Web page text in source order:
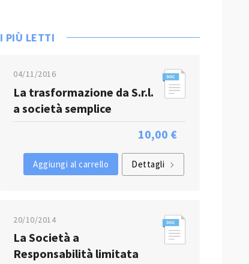
I PIÙ LETTI
04/11/2016
La trasformazione da S.r.l.
a società semplice
10,00 €
Dettagli
Aggiungi al carrello
20/10/2014
La Società a
Responsabilità limitata